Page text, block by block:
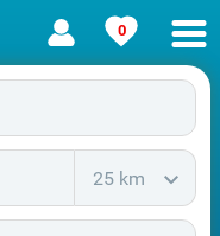
0
25 km